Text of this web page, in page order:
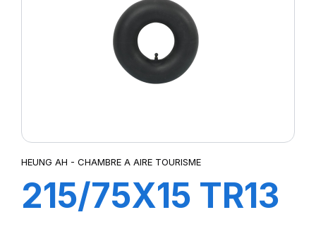
HEUNG AH - CHAMBRE A AIRE TOURISME
215/75X15 TR13